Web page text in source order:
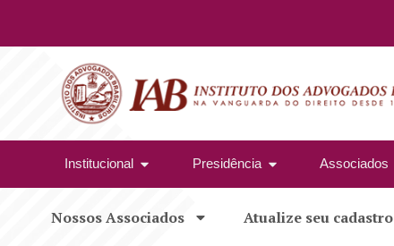
Institucional Presidência Associados
Nossos Associados Atualize seu cadastro